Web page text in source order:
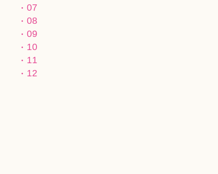
07
08
09
10
11
12